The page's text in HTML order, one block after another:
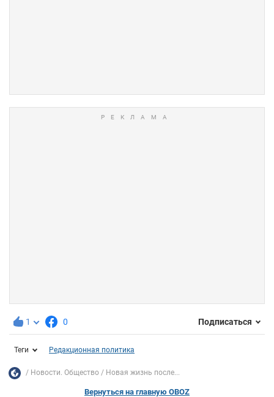
1 0 Подписаться
Теги Редакционная политика
Новости. Общество Новая жизнь после...
Вернуться на главную OBOZ